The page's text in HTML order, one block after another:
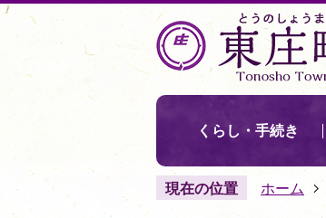
くらし・手続き
現在の位置 ホーム